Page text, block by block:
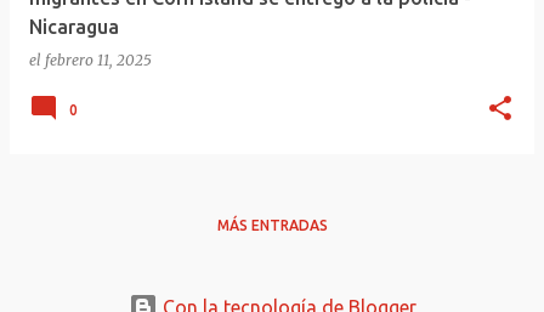
Nicaragua
el febrero 11, 2025
0
MÁS ENTRADAS
Con la tecnología de Blogger